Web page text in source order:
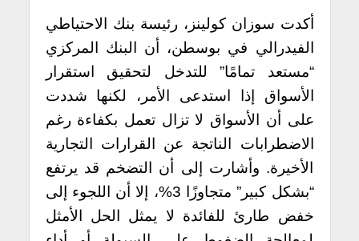
أكدت سوزان كولينز، رئيسة بنك الاحتياطي
الفيدرالي في بوسطن، أن البنك المركزي
“مستعد تمامًا” للتدخل لتحقيق استقرار
الأسواق إذا استدعى الأمر، لكنها شددت
على أن الأسواق لا تزال تعمل بكفاءة رغم
الاضطرابات الناتجة عن القرارات التجارية
الأخيرة. وأشارت إلى أن التضخم قد يرتفع
“بشكل كبير” متجاوزًا 3%، إلا أن اللجوء إلى
خفض طارئ للفائدة لا يمثل الحل الأمثل